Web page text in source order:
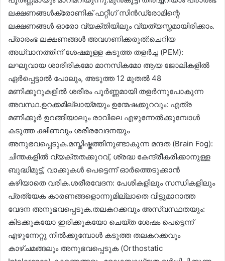
ലക്ഷണങ്ങൾക്രോണിക് ഫറ്റീഗ് സിൻഡ്രോമിന്റെ
ലക്ഷണങ്ങൾ ഓരോ വ്യക്തിയിലും വ്യത്യസ്തമായിരിക്കാം.
പ്രാരംഭ ലക്ഷണങ്ങൾ അവഗണിക്കരുത്:ചെറിയ
അധ്വാനത്തിന് ശേഷമുള്ള കടുത്ത തളർച്ച (PEM):
ലഘുവായ ശാരീരികമോ മാനസികമോ ആയ ജോലികളിൽ
ഏർപ്പെട്ടാൽ പോലും, അടുത്ത 12 മുതൽ 48
മണിക്കൂറുകളിൽ ശരീരം പൂർണ്ണമായി തളർന്നുപോകുന്ന
അവസ്ഥ.ഉറക്കമില്ലായ്മയും ഉന്മേഷക്കുറവും: എത്ര
മണിക്കൂർ ഉറങ്ങിയാലും രാവിലെ എഴുന്നേൽക്കുമ്പോൾ
കടുത്ത ക്ഷീണവും ശരീരവേദനയും
അനുഭവപ്പെടുക.മസ്തിഷ്കത്തിനുണ്ടാകുന്ന മന്ദത (Brain Fog):
ചിന്തകളിൽ വ്യക്തതക്കുറവ്, ശ്രദ്ധ കേന്ദ്രീകരിക്കാനുള്ള
ബുദ്ധിമുട്ട്, വാക്കുകൾ പെട്ടെന്ന് ഓർത്തെടുക്കാൻ
കഴിയാതെ വരിക.ശരീരവേദന: പേശികളിലും സന്ധികളിലും
പ്രത്യേക കാരണങ്ങളൊന്നുമില്ലാതെ വിട്ടുമാറാത്ത
വേദന അനുഭവപ്പെടുക.തലകറക്കവും അസ്വസ്ഥതയും:
കിടക്കുകയോ ഇരിക്കുകയോ ചെയ്ത ശേഷം പെട്ടെന്ന്
എഴുന്നേറ്റു നിൽക്കുമ്പോൾ കടുത്ത തലകറക്കവും
കാഴ്ചമങ്ങലും അനുഭവപ്പെടുക (Orthostatic